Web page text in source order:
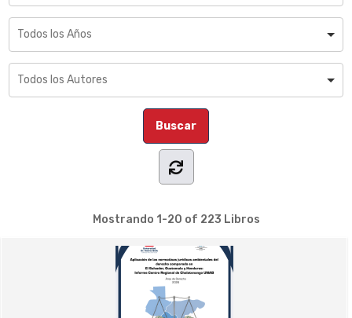
Mostrando 1-20 of 223 Libros